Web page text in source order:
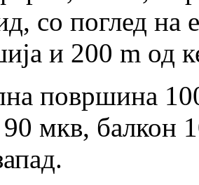
со поглед на
и 200 m од
површина
90 мкв, балкон